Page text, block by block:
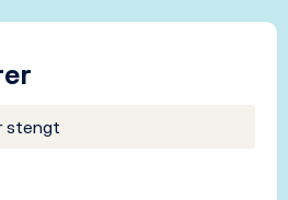
stengt